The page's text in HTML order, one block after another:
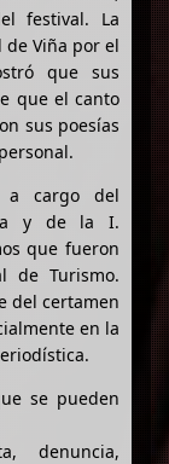
festival. La
Viña por el
que sus
que el canto
sus poesías
a cargo del
y de la I.
que fueron
de Turismo.
del certamen
en la
se pueden
denuncia,